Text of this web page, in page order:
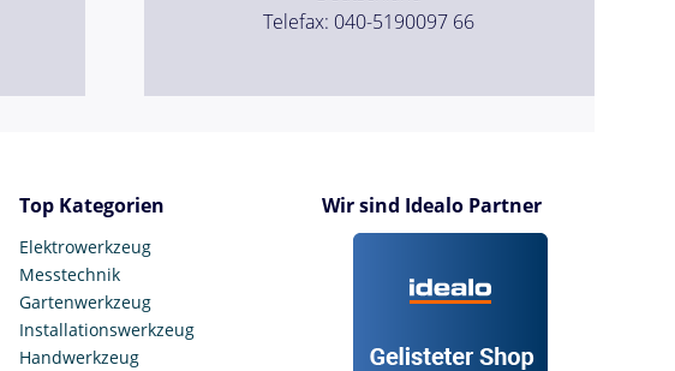
Telefax: 040-5190097 66
Top Kategorien
Elektrowerkzeug
Messtechnik
Gartenwerkzeug
Installationswerkzeug
Handwerkzeug
Wir sind Idealo Partner